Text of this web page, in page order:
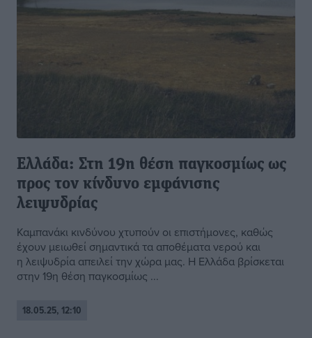
Ελλάδα: Στη 19η θέση παγκοσμίως ως
προς τον κίνδυνο εμφάνισης
λειψυδρίας
Καμπανάκι κινδύνου χτυπούν οι επιστήμονες, καθώς
έχουν μειωθεί σημαντικά τα αποθέματα νερού και
η λειψυδρία απειλεί την χώρα μας. Η Ελλάδα βρίσκεται
στην 19η θέση παγκοσμίως ...
18.05.25, 12:10